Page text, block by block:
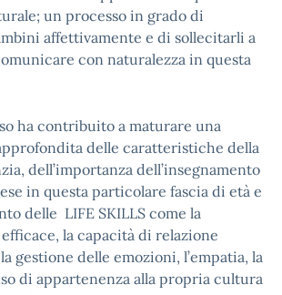
un processo in grado di
affettivamente e di sollecitarli a
con naturalezza in questa
ha contribuito a maturare una
delle caratteristiche della
dell’importanza dell’insegnamento
in questa particolare fascia di età e
delle LIFE SKILLS come la
la capacità di relazione
gestione delle emozioni, l’empatia, la
di appartenenza alla propria cultura